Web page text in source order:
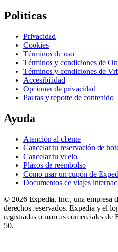
Políticas
Privacidad
Cookies
Términos de uso
Términos y condiciones de
Términos y condiciones de
Accesibilidad
Opciones de privacidad
Pautas y reporte de contenido
Ayuda
Atención al cliente
Cancelar tu reservación de
Cancelar tu vuelo
Plazos de reembolso
Cómo usar un cupón de
Documentos de viajes
© 2026 Expedia, Inc., una empresa
derechos reservados. Expedia y el
registradas o marcas comerciales
50.